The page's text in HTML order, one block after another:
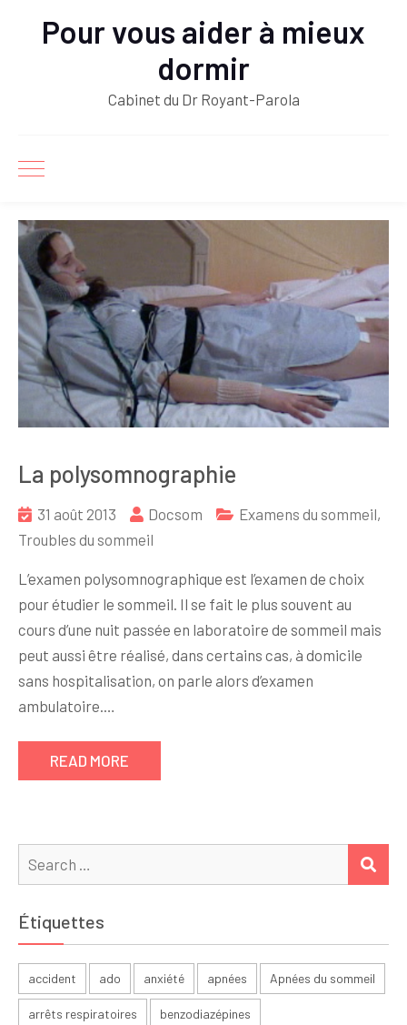
Pour vous aider à mieux
dormir
Cabinet du Dr Royant-Parola
La polysomnographie
31 août 2013 Docsom Examens du sommeil,
Troubles du sommeil
L’examen polysomnographique est l’examen de choix
pour étudier le sommeil. Il se fait le plus souvent au
cours d’une nuit passée en laboratoire de sommeil mais
peut aussi être réalisé, dans certains cas, à domicile
sans hospitalisation, on parle alors d’examen
ambulatoire.…
READ MORE
Search
for:
Étiquettes
accident ado anxiété apnées Apnées du sommeil
arrêts respiratoires benzodiazépines